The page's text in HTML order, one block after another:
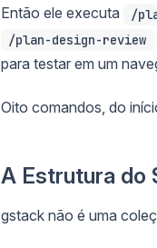
Então ele executa /
/plan-design-review
para testar em um
Oito comandos, do
A Estrutura do
gstack não é uma